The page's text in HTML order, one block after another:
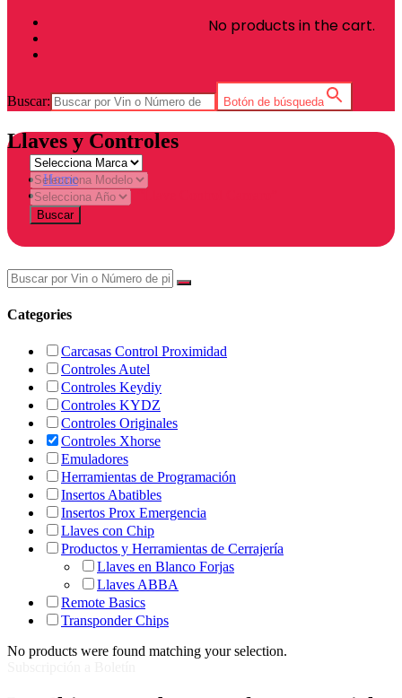
No products in the cart.
Buscar: Botón de búsqueda
Llaves y Controles
Home
Products tagged “Llave Control Camaro”
Buscar
Categories
Carcasas Control Proximidad
Controles Autel
Controles Keydiy
Controles KYDZ
Controles Originales
Controles Xhorse
Emuladores
Herramientas de Programación
Insertos Abatibles
Insertos Prox Emergencia
Llaves con Chip
Productos y Herramientas de Cerrajería
Llaves en Blanco Forjas
Llaves ABBA
Remote Basics
Transponder Chips
No products were found matching your selection.